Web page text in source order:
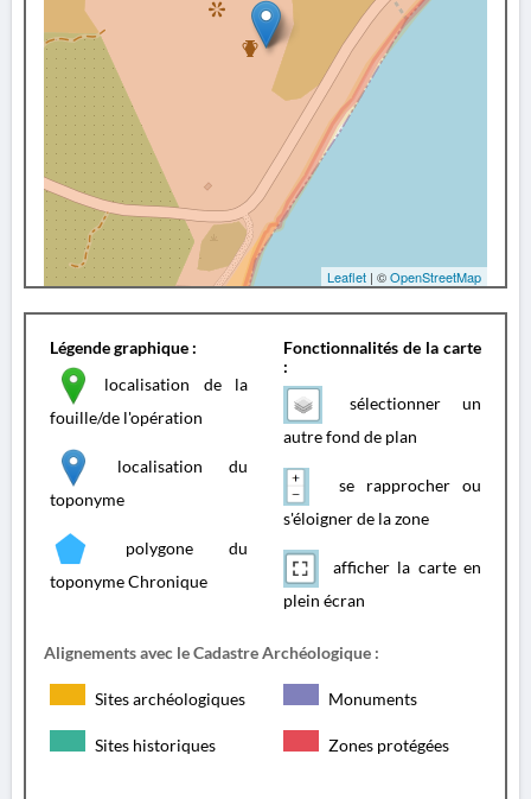
Leaflet | ©OpenStreetMap
Légende graphique :
localisation de la
fouille/de l'opération
localisation du
toponyme
polygone du
toponyme Chronique
Fonctionnalités de la carte
:
sélectionner un
autre fond de plan
se rapprocher ou
s'éloigner de la zone
afficher la carte en
plein écran
Alignements avec le Cadastre Archéologique :
Sites archéologiques Monuments
Sites historiques Zones protégées